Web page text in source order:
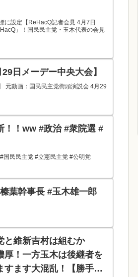
に設定【ReHacQ記者会見 4月7日
」！国民民主党・玉木代表の会見
日メーデー中央大会】
元動画：国民民主党街頭演説会 4月29
！！ww #政治 #衆院選 #
国民民主党 #立憲民主党 #公明党
葉幹事長 #玉木雄一郎
と維新吉村は組むか
！一方玉木は後継者を
ます大混乱！【勝手に